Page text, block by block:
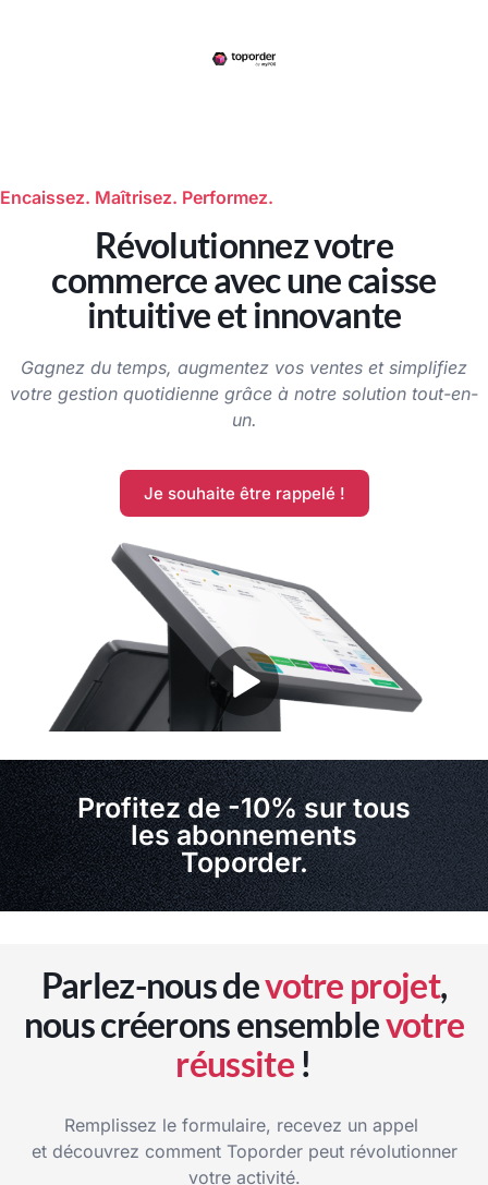
Encaissez. Maîtrisez. Performez.
Révolutionnez votre
commerce avec une caisse
intuitive et innovante
Gagnez du temps, augmentez vos ventes et simplifiez
votre gestion quotidienne grâce à notre solution tout-en-
un.
Je souhaite être rappelé !
Profitez de -10% sur tous
les abonnements
Toporder.
Parlez-nous devotre projet,
nous créerons ensemblevotre
réussite!
Remplissez le formulaire, recevez un appel
et découvrez comment Toporder peut révolutionner
votre activité.